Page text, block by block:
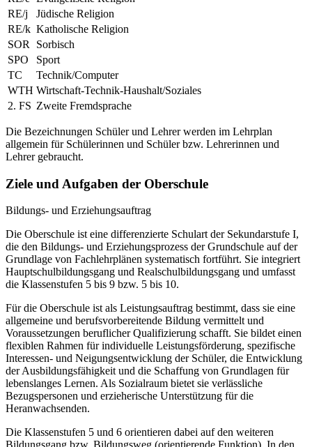
RE/j
Jüdische Religion
RE/k Katholische Religion
SOR
Sorbisch
SPO
Sport
TC
Technik/Computer
WTH Wirtschaft-Technik-Haushalt/Soziales
2. FS Zweite Fremdsprache
Die Bezeichnungen Schüler und Lehrer werden im Lehrplan
allgemein für Schülerinnen und Schüler bzw. Lehrerinnen und
Lehrer gebraucht.
Ziele und Aufgaben der Oberschule
Bildungs- und Erziehungsauftrag
Die Oberschule ist eine differenzierte Schulart der Sekundarstufe I,
die den Bildungs- und Erziehungsprozess der Grundschule auf der
Grundlage von Fachlehrplänen systematisch fortführt. Sie integriert
Hauptschulbildungsgang und Realschulbildungsgang und umfasst
die Klassenstufen 5 bis 9 bzw. 5 bis 10.
Für die Oberschule ist als Leistungsauftrag bestimmt, dass sie eine
allgemeine und berufsvorbereitende Bildung vermittelt und
Voraussetzungen beruflicher Qualifizierung schafft. Sie bildet einen
flexiblen Rahmen für individuelle Leistungsförderung, spezifische
Interessen- und Neigungsentwicklung der Schüler, die Entwicklung
der Ausbildungsfähigkeit und die Schaffung von Grundlagen für
lebenslanges Lernen. Als Sozialraum bietet sie verlässliche
Bezugspersonen und erzieherische Unterstützung für die
Heranwachsenden.
Die Klassenstufen 5 und 6 orientieren dabei auf den weiteren